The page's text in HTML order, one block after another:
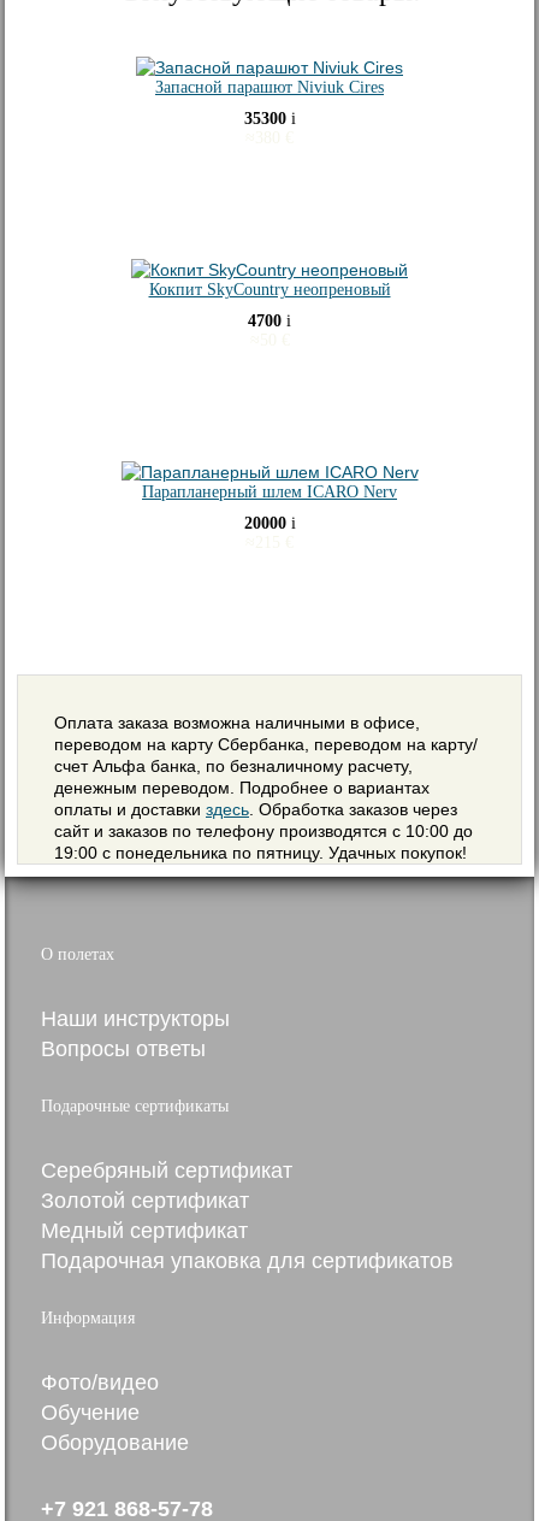
Запасной парашют Niviuk Cires
35300 i
Кокпит SkyCountry неопреновый
4700 i
Парапланерный шлем ICARO Nerv
20000 i
Оплата заказа возможна наличными в офисе,
переводом на карту Сбербанка, переводом на карту/
счет Альфа банка, по безналичному расчету,
денежным переводом. Подробнее о вариантах
оплаты и доставки здесь. Обработка заказов через
сайт и заказов по телефону производятся с 10:00 до
19:00 с понедельника по пятницу. Удачных покупок!
О полетах
Наши инструкторы
Вопросы ответы
Подарочные сертификаты
Серебряный сертификат
Золотой сертификат
Медный сертификат
Подарочная упаковка для сертификатов
Информация
Фото/видео
Обучение
Оборудование
+7 921 868-57-78